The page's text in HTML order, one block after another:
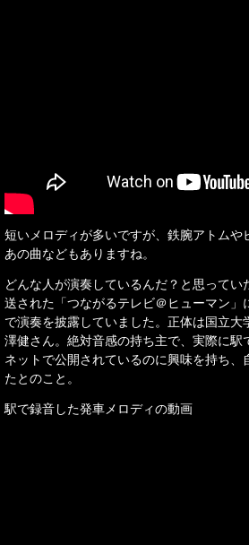
短いメロディが多いですが、鉄腕アトムや
あの曲などもありますね。
どんな人が演奏しているんだ？と思ってい
送された「つながるテレビ＠ヒューマン」
で演奏を披露していました。正体は国立大
澤健さん。絶対音感の持ち主で、実際に駅
ネットで公開されているのに興味を持ち、
たとのこと。
駅で録音した発車メロディの動画